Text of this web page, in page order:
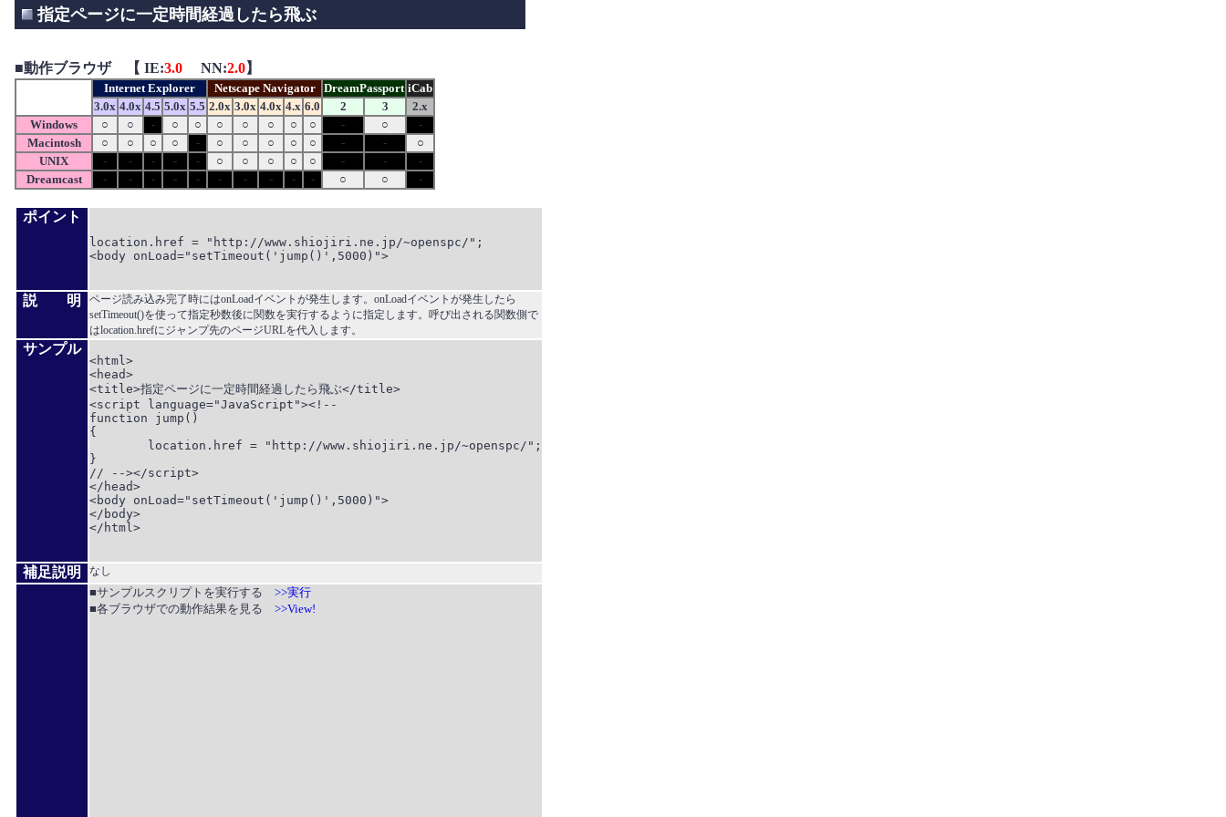
指定ページに一定時間経過したら飛ぶ
■動作ブラウザ 【 IE:3.0 NN:2.0】
Internet Explorer Netscape Navigator DreamPassport iCab
3.0x 4.0x 4.5 5.0x 5.5 2.0x 3.0x 4.0x 4.x 6.0 2 3
2.x
Windows
○ ○ - ○ ○ ○ ○ ○ ○ ○ - ○
-
Macintosh
○ ○ ○ ○ - ○ ○ ○ ○ ○ - -
○
UNIX
- - - - - ○ ○ ○ ○ ○ - -
-
Dreamcast
- - - - - - - - - - ○ ○ -
ポイント
location.href = "http://www.shiojiri.ne.jp/~openspc/";
<body onLoad="setTimeout('jump()',5000)">
説 明
ページ読み込み完了時にはonLoadイベントが発生します。onLoadイベントが発生したら
setTimeout()を使って指定秒数後に関数を実行するように指定します。呼び出される関数側で
はlocation.hrefにジャンプ先のページURLを代入します。
サンプル
<html>
<head>
<title>指定ページに一定時間経過したら飛ぶ</title>
<script language="JavaScript"><!--
function jump()
{
}
// --></script>
</head>
<body onLoad="setTimeout('jump()',5000)">
</body>
</html>
補足説明 なし
■サンプルスクリプトを実行する >>実行
■各ブラウザでの動作結果を見る >>View!